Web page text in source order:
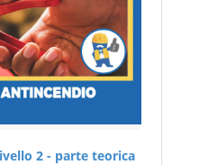
2 - parte teorica